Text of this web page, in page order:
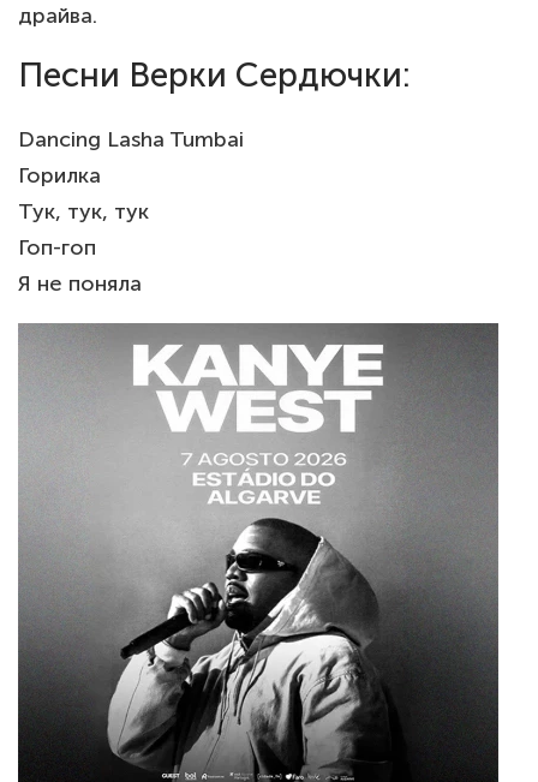
драйва.
Песни Верки Сердючки:
Dancing Lasha Tumbai
Горилка
Тук, тук, тук
Гоп-гоп
Я не поняла